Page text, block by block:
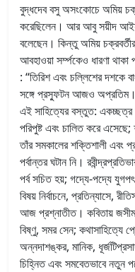
বুদ্ধদেব বসু অসংকোচে অমিয়
করেছিলেন। আর আবু সয়ীদ
বলেছেন। কিন্তু অমিয়
আবহাওয়া সর্ম্পকেও ধারণা
: “তিরিশ এবং চল্লিশের দশকে
সঙ্গে প্রস্ফুটন আজও অপ্রতিম।
এই সাহিত্যের বস্তুত: একচ্ছত্র
পরিপুষ্ট এবং চালিত করে
তাঁর সমকালের শক্তিশালী এবং
পর্বান্তর ঘটান নি।
পর্ব সচিত হয়; গদ্যে-পদ্যে
বিষয় নির্বাচনে, প্রতিন্যাসে,
আজ প্রশ্নাতীত। কবিতায়
বিষ্ণু, সমর সেন; কথাসাহিত্যে
অন্নদাশঙ্কর, মানিক,
চিহ্নিত এবং সমবেতভাবে নতুন